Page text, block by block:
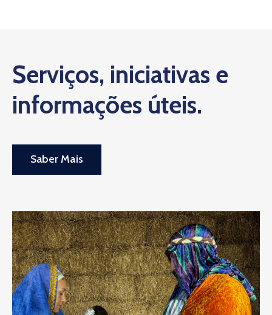
Serviços, iniciativas e
informações úteis.
Saber Mais